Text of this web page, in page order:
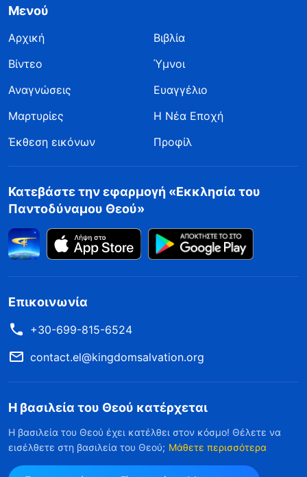
Μενού
Αρχική
Βιβλία
Βίντεο
Ύμνοι
Αναγνώσεις
Ευαγγέλιο
Μαρτυρίες
Η Νέα Εποχή
Έκθεση εικόνων
Προφίλ
Κατεβάστε την εφαρμογή «Εκκλησία του
Παντοδύναμου Θεού»
Επικοινωνία
+30-699-815-6524
contact.el@kingdomsalvation.org
Η βασιλεία του Θεού κατέρχεται
Η βασιλεία του Θεού έχει κατέλθει στον κόσμο! Θέλετε να
εισέλθετε στη βασιλεία του Θεού; Μάθετε περισσότερα